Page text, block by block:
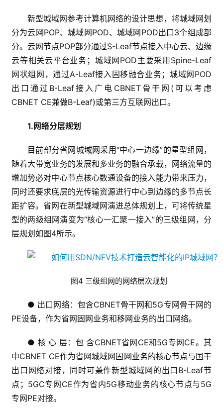
新型城域网参考计算机网络的设计思想，将城域网划
分为云网POP、城域网POD、城域网POD出口3个组成部
分。云网节点POP部分通过S-Leaf节点接入中心云、边缘
云等相关云平台业务；城域网POD主要采用Spine-Leaf
网状组网，通过A-Leaf接入固移融合业务；城域网POD
出口通过B-Leaf接入广电CBNET骨干网(可以考虑
CBNET CE兼做B-Leaf)或第三方互联网出口。
1.网络分层规划
目前部分省网城域网采用“中心一边缘”的星型组网，
随着大带宽业务的发展和多业务的融合承载，网络流量的
增加势必对中心节点核心数通设备的接入能力带来压力，
同时还要求底层的光传输资源进行中心到边缘的多节点长
距扩容。省网在新型城域网演进总体规划上，可将传统星
型的两级组网演变为“核心一汇聚一接入”的三级组网，分
层规划如图4所示。
图4 三级组网的网络层次规划
● 出口网络：包含CBNET骨干网和5G专网骨干网的
PE设备，作为省网固网业务和移网业务的出口网络。
● 核 心 层：包 含CBNET省网CE和5G专网CE。其
中CBNET CE作为省网城域网固网业务的核心节点与国干
出口网络对接，同时可兼作新型城域网的出口B-Leaf节
点；5GC专网CE作为省内5G移动业务的核心节点与5G
专网PE对接。